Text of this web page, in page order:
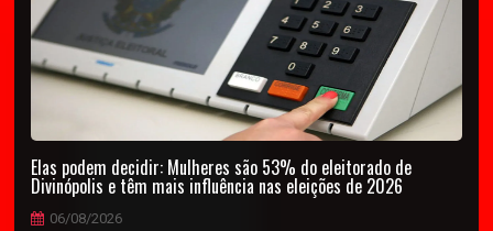
Elas podem decidir: Mulheres são 53% do eleitorado de
Divinópolis e têm mais influência nas eleições de 2026
06/08/2026